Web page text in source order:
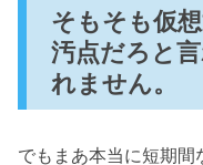
そもそも仮
汚点だろと
れません。
でもまあ本当に短期間